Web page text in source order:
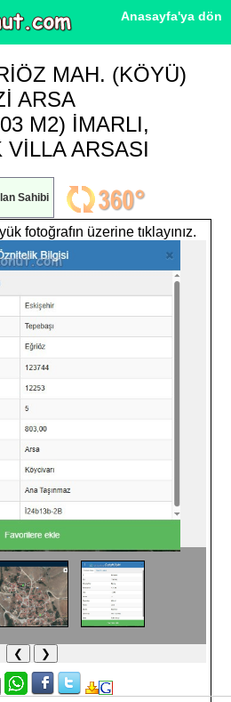
Anasayfa'ya dön
MAH. (KÖYÜ)
ARSA
M2) İMARLI,
VİLLA ARSASI
İlan Sahibi
fotoğrafın üzerine tıklayınız.
❮ ❯